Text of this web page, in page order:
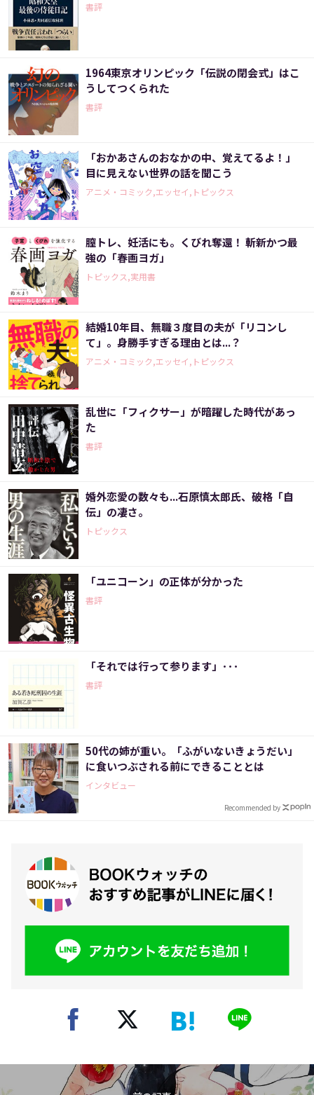
書評
1964東京オリンピック「伝説の閉会式」はこ
うしてつくられた
書評
「おかあさんのおなかの中、覚えてるよ！」
目に見えない世界の話を聞こう
アニメ・コミック,エッセイ,トピックス
膣トレ、妊活にも。くびれ奪還！ 斬新かつ最
強の「春画ヨガ」
トピックス,実用書
結婚10年目、無職３度目の夫が「リコンし
て」。身勝手すぎる理由とは...？
アニメ・コミック,エッセイ,トピックス
乱世に「フィクサー」が暗躍した時代があっ
た
書評
婚外恋愛の数々も...石原慎太郎氏、破格「自
伝」の凄さ。
トピックス
「ユニコーン」の正体が分かった
書評
「それでは行って参ります」･･･
書評
50代の姉が重い。「ふがいないきょうだい」
に食いつぶされる前にできることとは
インタビュー
Recommended by